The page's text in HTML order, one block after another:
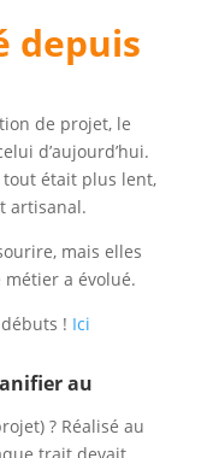
depuis
de projet, le
d’aujourd’hui.
était plus lent,
artisanal.
mais elles
a évolué.
! Ici
au
? Réalisé au